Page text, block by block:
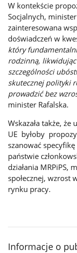
W kontekście
Socjalnych,
zainteresowana
doświadczeń w
który
rodzinną,
szczególności
skutecznej polityki
prowadzić bez
minister Rafalska.
Wskazała także,
UE byłoby
szanować
państwie
działania MRPiPS,
społecznej, wzrost
rynku pracy.
Informacje o